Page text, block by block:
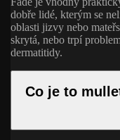
dobře lidé, kterým se
oblasti jizvy nebo
skrytá, nebo trpí
dermatitidy.
Co je to